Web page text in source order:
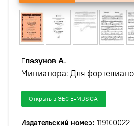
Глазунов А.
Миниатюра: Для фортепиано
Открыть в ЭБС E-MUSICA
Издательский номер: 119100022